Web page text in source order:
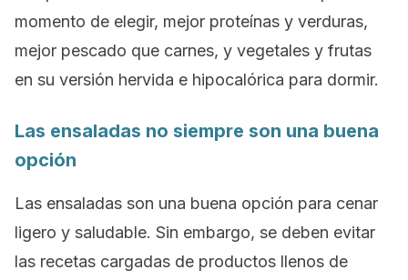
momento de elegir, mejor proteínas y verduras,
mejor pescado que carnes, y vegetales y frutas
en su versión hervida e hipocalórica para dormir.
Las ensaladas no siempre son una buena
opción
Las ensaladas son una buena opción para cenar
ligero y saludable. Sin embargo, se deben evitar
las recetas cargadas de productos llenos de